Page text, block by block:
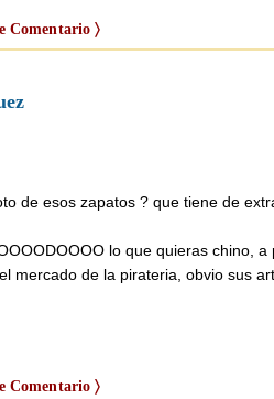
Comentario 〉
de esos zapatos ? que tiene de
lo que quieras chino, a
mercado de la pirateria, obvio sus
Comentario 〉